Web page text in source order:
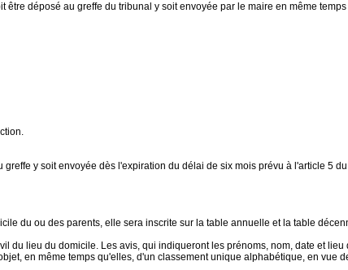
déposé au greffe du tribunal y soit envoyée par le maire en même
y soit envoyée dès l'expiration du délai de six mois prévu à l'article 5
du ou des parents, elle sera inscrite sur la table annuelle et la table
du lieu du domicile. Les avis, qui indiqueront les prénoms, nom, date et
en même temps qu'elles, d'un classement unique alphabétique, en vue